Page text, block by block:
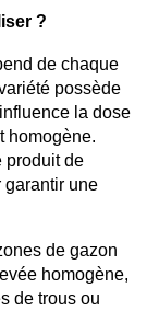
?
de chaque
possède
la dose
homogène.
produit de
garantir une
de gazon
homogène,
de trous ou